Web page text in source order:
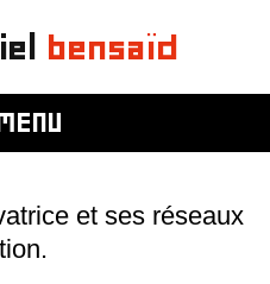
bensaïd
et ses réseaux